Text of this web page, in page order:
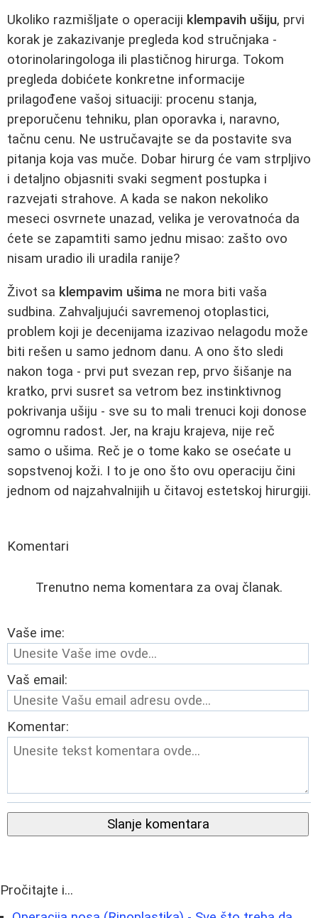
Ukoliko razmišljate o operaciji klempavih ušiju, prvi
korak je zakazivanje pregleda kod stručnjaka -
otorinolaringologa ili plastičnog hirurga. Tokom
pregleda dobićete konkretne informacije
prilagođene vašoj situaciji: procenu stanja,
preporučenu tehniku, plan oporavka i, naravno,
tačnu cenu. Ne ustručavajte se da postavite sva
pitanja koja vas muče. Dobar hirurg će vam strpljivo
i detaljno objasniti svaki segment postupka i
razvejati strahove. A kada se nakon nekoliko
meseci osvrnete unazad, velika je verovatnoća da
ćete se zapamtiti samo jednu misao: zašto ovo
nisam uradio ili uradila ranije?
Život sa klempavim ušima ne mora biti vaša
sudbina. Zahvaljujući savremenoj otoplastici,
problem koji je decenijama izazivao nelagodu može
biti rešen u samo jednom danu. A ono što sledi
nakon toga - prvi put svezan rep, prvo šišanje na
kratko, prvi susret sa vetrom bez instinktivnog
pokrivanja ušiju - sve su to mali trenuci koji donose
ogromnu radost. Jer, na kraju krajeva, nije reč
samo o ušima. Reč je o tome kako se osećate u
sopstvenoj koži. I to je ono što ovu operaciju čini
jednom od najzahvalnijih u čitavoj estetskoj hirurgiji.
Komentari
Trenutno nema komentara za ovaj članak.
Vaše ime:
Vaš email:
Komentar:
Slanje komentara
Pročitajte i...